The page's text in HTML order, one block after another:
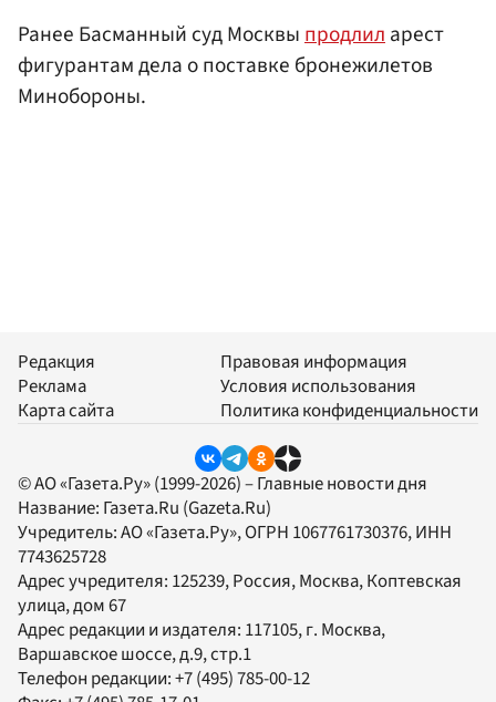
Ранее Басманный суд Москвыпродлиларест
фигурантам дела о поставке бронежилетов
Минобороны.
Редакция
Реклама
Карта сайта
Правовая информация
Условия использования
Политика конфиденциальности
© АО «Газета.Ру» (1999-2026) – Главные новости дня
Название: Газета.Ru (Gazeta.Ru)
Учредитель:АО «Газета.Ру», ОГРН 1067761730376, ИНН
7743625728
Адрес учредителя: 125239, Россия, Москва, Коптевская
улица, дом 67
Адрес редакции и издателя: 117105, г. Москва,
Варшавское шоссе, д.9, стр.1
Телефон редакции:+7 (495) 785-00-12